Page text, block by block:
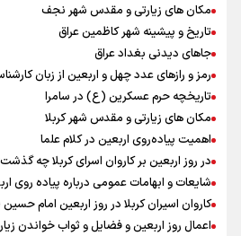
امیررضا غلامی، ملی پوش تکواندو : تمرکزم
بازی های آسیایی
کانادا دو مظنون تیراندازی در نزدیکی
رادین زینالی، ملی پوش تکواندو : قدم به قدم
المپیک برسم
نصیری: امیدوارم با خوشرنگ‌ترین مدال‌ها به
حسینی در اردو به تیم انگیزه می‌دهد/
داشته باشد
اردوی تیم ملی تکواندو
دانیال شه‌بخش: اردوی ازبکستان کیفیت فنی
مدال ناگویا باید قهرمانان جهان و المپیک
مکان های زیارتی و مقدس شهر نجف
تاریخ و پیشینه شهر کاظمین عراق
جاهای دیدنی بغداد عراق
رمز و رازهای عدد چهل و اربعین از زبان
تاریخچه حرم عسکرین (ع) در سامرا
مکان های زیارتی و مقدس شهر کربلا
اهمیت پیاده‌روی اربعین در کلام علما
در روز اربعین بر کاروان اسرای کربلا چه
شایعات و ابهامات عمومی درباره پیاده روی
کاروان اسیران کربلا در روز اربعین امام
اعمال روز اربعین و فضایل و ثواب خواندن